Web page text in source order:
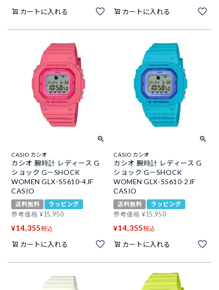
カートに入れる カートに入れる
CASIO カシオ
カシオ 腕時計 レディース G
ショック G－SHOCK
WOMEN GLX-S5610-4JF
CASIO
送料無料
ラッピング
参考価格 ¥15,950
¥14,355税込
カートに入れる
CASIO カシオ
カシオ 腕時計 レディース G
ショック G－SHOCK
WOMEN GLX-S5610-2JF
CASIO
送料無料
ラッピング
参考価格 ¥15,950
¥14,355税込
カートに入れる